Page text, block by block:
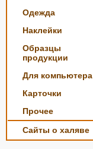
Одежда
Наклейки
Образцы
продукции
Для компьютера
Карточки
Прочее
Сайты о халяве